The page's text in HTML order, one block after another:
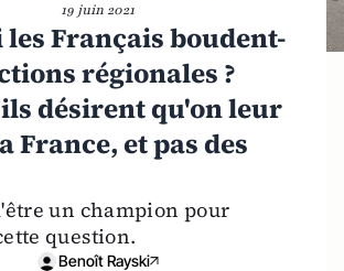
19 juin 2021
Français boudent-
régionales ?
désirent qu'on leur
France, et pas des
un champion pour
question.
Benoît Rayski